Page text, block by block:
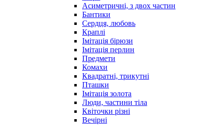
Асиметричні, з двох частин
Бантики
Сердця, любовь
Краплі
Імітація бірюзи
Імітація перлин
Предмети
Комахи
Квадратні, трикутні
Пташки
Імітація золота
Люди, частини тіла
Квіточки різні
Вечірні